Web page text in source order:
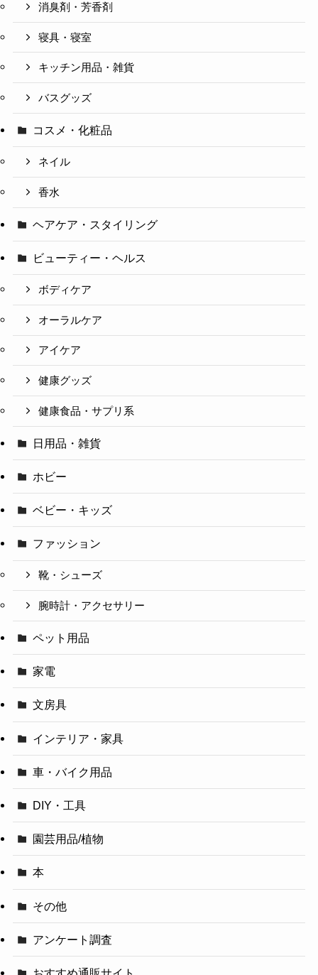
消臭剤・芳香剤
寝具・寝室
キッチン用品・雑貨
バスグッズ
コスメ・化粧品
ネイル
香水
ヘアケア・スタイリング
ビューティー・ヘルス
ボディケア
オーラルケア
アイケア
健康グッズ
健康食品・サプリ系
日用品・雑貨
ホビー
ベビー・キッズ
ファッション
靴・シューズ
腕時計・アクセサリー
ペット用品
家電
文房具
インテリア・家具
車・バイク用品
DIY・工具
園芸用品/植物
本
その他
アンケート調査